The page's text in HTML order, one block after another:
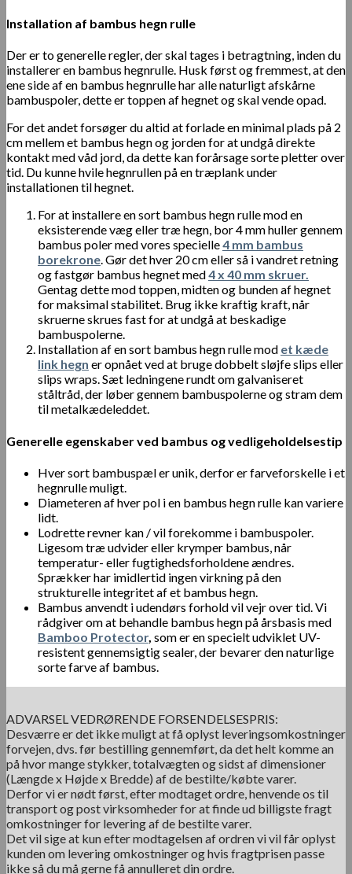
Installation af bambus hegn rulle
Der er to generelle regler, der skal tages i betragtning, inden du
installerer en bambus hegnrulle. Husk først og fremmest, at den
ene side af en bambus hegnrulle har alle naturligt afskårne
bambuspoler, dette er toppen af ​​hegnet og skal vende opad.
For det andet forsøger du altid at forlade en minimal plads på 2
cm mellem et bambus hegn og jorden for at undgå direkte
kontakt med våd jord, da dette kan forårsage sorte pletter over
tid. Du kunne hvile hegnrullen på en træplank under
installationen til hegnet.
For at installere en sort bambus hegn rulle mod en
eksisterende væg eller træ hegn, bor 4 mm huller gennem
bambus poler med vores specielle4 mm bambus
borekrone. Gør det hver 20 cm eller så i vandret retning
og fastgør bambus hegnet med4 x 40 mm skruer.
Gentag dette mod toppen, midten og bunden af ​​hegnet
for maksimal stabilitet. Brug ikke kraftig kraft, når
skruerne skrues fast for at undgå at beskadige
bambuspolerne.
Installation af en sort bambus hegn rulle mod et kæde
link hegn er opnået ved at bruge dobbelt sløjfe slips eller
slips wraps. Sæt ledningene rundt om galvaniseret
ståltråd, der løber gennem bambuspolerne og stram dem
til metalkædeleddet.
Generelle egenskaber ved bambus og vedligeholdelsestip
Hver sort bambuspæl er unik, derfor er farveforskelle i et
hegnrulle muligt.
Diameteren af hver pol i en bambus hegn rulle kan variere
lidt.
Lodrette revner kan / vil forekomme i bambuspoler.
Ligesom træ udvider eller krymper bambus, når
temperatur- eller fugtighedsforholdene ændres.
Sprækker har imidlertid ingen virkning på den
strukturelle integritet af et bambus hegn.
Bambus anvendt i udendørs forhold vil vejr over tid. Vi
rådgiver om at behandle bambus hegn på årsbasis med
Bamboo Protector, som er en specielt udviklet UV-
resistent gennemsigtig sealer, der bevarer den naturlige
sorte farve af bambus.
ADVARSEL VEDRØRENDE FORSENDELSESPRIS:
Desværre er det ikke muligt at få oplyst leveringsomkostninger
forvejen, dvs. før bestilling gennemført, da det helt komme an
på hvor mange stykker, totalvægten og sidst af dimensioner
(Længde x Højde x Bredde) af de bestilte/købte varer.
Derfor vi er nødt først, efter modtaget ordre, henvende os til
transport og post virksomheder for at finde ud billigste fragt
omkostninger for levering af de bestilte varer.
Det vil sige at kun efter modtagelsen af ordren vi vil får oplyst
kunden om levering omkostninger og hvis fragtprisen passe
ikke så du må gerne få annulleret din ordre.